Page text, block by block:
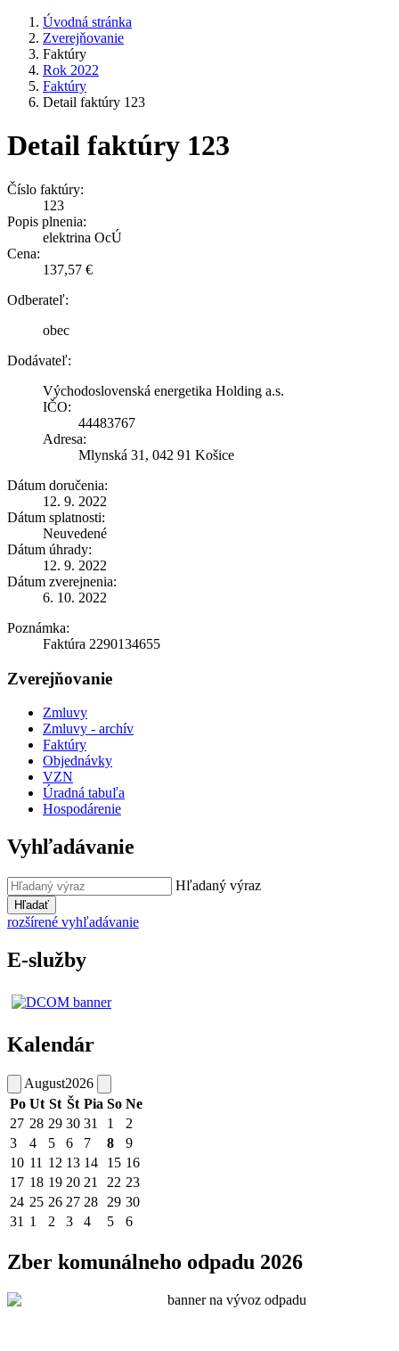
Úvodná stránka
Zverejňovanie
Faktúry
Rok 2022
Faktúry
Detail faktúry 123
Detail faktúry 123
Číslo faktúry:
123
Popis plnenia:
elektrina OcÚ
Cena:
137,57 €
Odberateľ:
obec
Dodávateľ:
Východoslovenská energetika Holding a.s.
IČO:
44483767
Adresa:
Mlynská 31, 042 91 Košice
Dátum doručenia:
12. 9. 2022
Dátum splatnosti:
Neuvedené
Dátum úhrady:
12. 9. 2022
Dátum zverejnenia:
6. 10. 2022
Poznámka:
Faktúra 2290134655
Zverejňovanie
Zmluvy
Zmluvy - archív
Faktúry
Objednávky
VZN
Úradná tabuľa
Hospodárenie
Vyhľadávanie
Hľadaný výraz
Hľadať
rozšírené vyhľadávanie
E-služby
Kalendár
August2026
Po Ut St Št Pia So Ne
27 28 29 30 31 1
2
3
4 5 6 7 8
9
10 11 12 13 14 15 16
17 18 19 20 21 22 23
24 25 26 27 28 29 30
31 1 2 3 4 5 6
Zber komunálneho odpadu 2026